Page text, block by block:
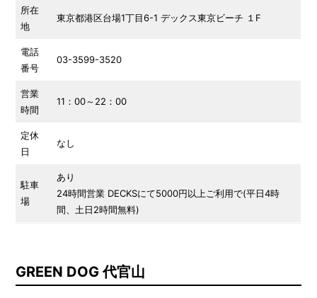
所在
地
東京都港区台場1丁目6-1 デックス東京ビーチ １F
電話
番号
03-3599-3520
営業
時間
11：00～22：00
定休
日
なし
駐車
場
あり
24時間営業 DECKSにて5000円以上ご利用で(平日4時
間、土日2時間無料)
GREEN DOG 代官山